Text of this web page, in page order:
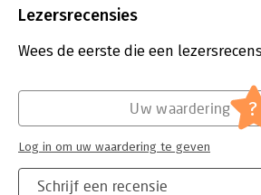
loslaten en geven. Arianne leidt ons naar
Lezersrecensies
Wees de eerste die een
Schrijf een recensie
Uw waardering ?
Log in om uw waardering te geven